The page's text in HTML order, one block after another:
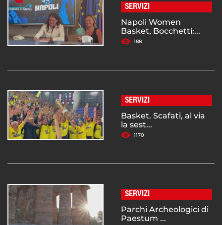
SERVIZI
Napoli Women
Basket, Bocchetti:...
188
SERVIZI
Basket. Scafati, al via
la sest...
1170
SERVIZI
Parchi Archeologici di
Paestum ...